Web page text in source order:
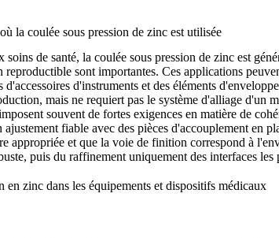
la coulée sous pression de zinc est utilisée
de santé, la coulée sous pression de zinc est
sont importantes. Ces applications
d'accessoires d'instruments et des éléments
mais ne requiert pas le système d'alliage d'un
souvent de fortes exigences en matière de
fiable avec des pièces d'accouplement en
appropriée et que la voie de finition correspond à
puis du raffinement uniquement des interfaces
en zinc dans les équipements et dispositifs médicaux